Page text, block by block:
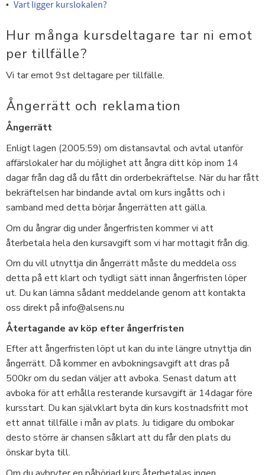
Vart ligger kurslokalen?
Hur många kursdeltagare tar ni emot
per tillfälle?
Vi tar emot 9st deltagare per tillfälle.
Ångerrätt och reklamation
Ångerrätt
Enligt lagen (2005:59) om distansavtal och avtal utanför
affärslokaler har du möjlighet att ångra ditt köp inom 14
dagar från dag då du fått din orderbekräftelse. När du har fått
bekräftelsen har bindande avtal om kurs ingåtts och i
samband med detta börjar ångerrätten att gälla.
Om du ångrar dig under ångerfristen kommer vi att
återbetala hela den kursavgift som vi har mottagit från dig.
Om du vill utnyttja din ångerrätt måste du meddela oss
detta på ett klart och tydligt sätt innan ångerfristen löper
ut. Du kan lämna sådant meddelande genom att kontakta
oss direkt på info@alsens.nu
Återtagande av köp efter ångerfristen
Efter att ångerfristen löpt ut kan du inte längre utnyttja din
ångerrätt. Då kommer en avbokningsavgift att dras på
500kr om du sedan väljer att avboka. Senast datum att
avboka för att erhålla resterande kursavgift är 14dagar före
kursstart. Du kan självklart byta din kurs kostnadsfritt mot
ett annat tillfälle i mån av plats. Ju tidigare du ombokar
desto större är chansen såklart att du får den plats du
önskar byta till.